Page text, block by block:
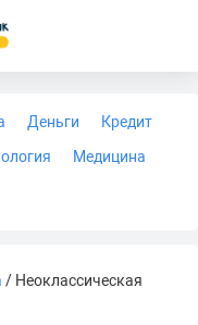
Деньги
Кредит
Медицина
/ Неоклассическая